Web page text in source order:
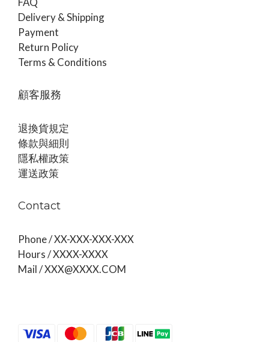
Delivery & Shipping
Payment
Return Policy
Terms & Conditions
顧客服務
退換貨規定
條款與細則
隱私權政策
運送政策
Contact
Phone / XX-XXX-XXX-XXX
Hours / XXXX-XXXX
Mail / XXX@XXXX.COM